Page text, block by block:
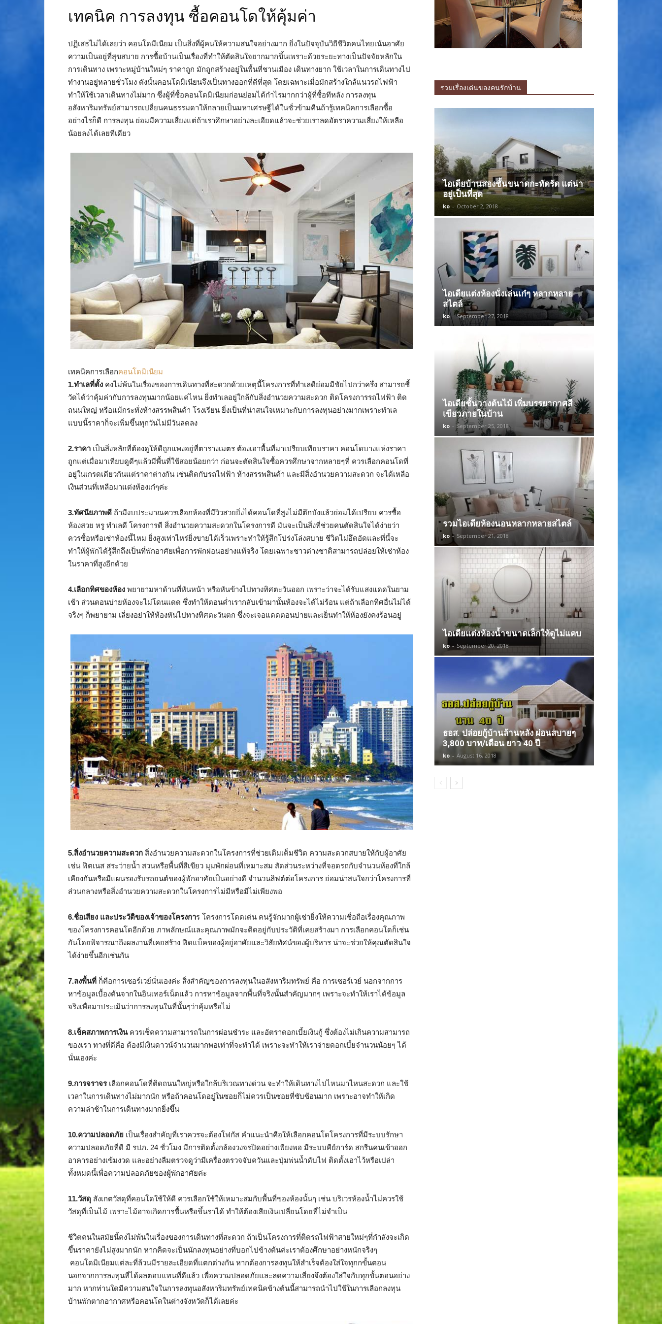
เทคนิค การลงทุน ซื้อคอนโดให้คุ้มค่า
ปฏิเสธไม่ได้เลยว่า คอนโดมีเนียม เป็นสิ่งที่ผู้คนให้ความสนใจอย่างมาก ยิ่งในปัจจุบันวิถีชีวิตคนไทยเน้นอาศัย
ความเป็นอยู่ที่สุขสบาย การซื้อบ้านเป็นเรื่องที่ทำให้ตัดสินใจยากมากขึ้นเพราะด้วยระยะทางเป็นปัจจัยหลักใน
การเดินทาง เพราะหมู่บ้านใหม่ๆ ราคาถูก มักถูกสร้างอยู่ในพื้นที่ชานเมือง เดินทางยาก ใช้เวลาในการเดินทางไป
ทำงานอยู่หลายชั่วโมง ดังนั้นคอนโดมิเนียนจึงเป็นทางออกที่ดีที่สุด โดยเฉพาะเมื่อมักสร้างใกล้แนวรถไฟฟ้า
ทำให้ใช้เวลาเดินทางไม่มาก ซึ่งผู้ที่ซื้อคอนโดมิเนียมก่อนย่อมได้กำไรมากกว่าผู้ที่ซื้อทีหลัง การลงทุน
อสังหาริมทรัพย์สามารถเปลี่ยนคนธรรมดาให้กลายเป็นมหาเศรษฐีได้ในชั่วข้ามคืนถ้ารู้เทคนิคการเลือกซื้อ
อย่างไรก็ดี การลงทุน ย่อมมีความเสี่ยงแต่ถ้าเราศึกษาอย่างละเอียดแล้วจะช่วยเราลดอัตราความเสี่ยงให้เหลือ
น้อยลงได้เลยทีเดียว
เทคนิคการเลือกคอนโดมิเนียม
1.ทำเลที่ตั้ง คงไม่พ้นในเรื่องของการเดินทางที่สะดวกด้วยเหตุนี้โครงการที่ทำเลดีย่อมมีชัยไปกว่าครึ่ง สามารถชี้
วัดได้ว่าคุ้มค่ากับการลงทุนมากน้อยแค่ไหน ยิ่งทำเลอยู่ใกล้กับสิ่งอำนวยความสะดวก ติดโครงการรถไฟฟ้า ติด
ถนนใหญ่ หรือแม้กระทั่งห้างสรรพสินค้า โรงเรียน ยิ่งเป็นที่น่าสนใจเหมาะกับการลงทุนอย่างมากเพราะทำเล
แบบนี้ราคาก็จะเพิ่มขึ้นทุกวันไม่มีวันลดลง
2.ราคา เป็นสิ่งหลักที่ต้องดูให้ดีถูกแพงอยู่ที่ตารางเมตร ต้องเอาพื้นที่มาเปรียบเทียบราคา คอนโดบางแห่งราคา
ถูกแต่เมื่อมาเทียบดูดีๆแล้วมีพื้นที่ใช้สอยน้อยกว่า ก่อนจะตัดสินใจซื้อควรศึกษาจากหลายๆที่ ควรเลือกคอนโดที่
อยู่ในเกรดเดียวกันแต่ราคาต่างกัน เช่นติดกับรถไฟฟ้า ห้างสรรพสินค้า และมีสิ่งอำนวยความสะดวก จะได้เหลือ
เงินส่วนที่เหลือมาแต่งห้องเก๋ๆค่ะ
3.ทัศนียภาพดี ถ้ามีงบประมาณควรเลือกห้องที่มีวิวสวยยิ่งได้คอนโดที่สูงไม่มีตึกบังแล้วย่อมได้เปรียบ ควรซื้อ
ห้องสวย หรู ทำเลดี โครงการดี สิ่งอำนวยความสะดวกในโครงการดี มันจะเป็นสิ่งที่ช่วยคนตัดสินใจได้ง่ายว่า
ควรซื้อหรือเช่าห้องนี้ไหม ยิ่งสูงเท่าไหร่ยิ่งขายได้เร็วเพราะทำให้รู้สึกโปร่งโล่งสบาย ชีวิตไม่อึดอัดและที่นี้จะ
ทำให้ผู้พักได้รู้สึกถึงเป็นที่พักอาศัยเพื่อการพักผ่อนอย่างแท้จริง โดยเฉพาะชาวต่างชาติสามารถปล่อยให้เช่าห้อง
ในราคาที่สูงอีกด้วย
4.เลือกทิศของห้อง พยายามหาด้านที่หันหน้า หรือหันข้างไปทางทิศตะวันออก เพราะว่าจะได้รับแสงแดดในยาม
เช้า ส่วนตอนบ่ายห้องจะไม่โดนแดด ซึ่งทำให้ตอนค่ำเรากลับเข้ามานั้นห้องจะได้ไม่ร้อน แต่ถ้าเลือกทิศอื่นไม่ได้
จริงๆ ก็พยายาม เลี่ยงอย่าให้ห้องหันไปทางทิศตะวันตก ซึ่งจะเจอแดดตอนบ่ายและเย็นทำให้ห้องยังคงร้อนอยู่
5.สิ่งอำนวยความสะดวก สิ่งอำนวยความสะดวกในโครงการที่ช่วยเติมเต็มชีวิต ความสะดวกสบายให้กับผู้อาศัย
เช่น ฟิตเนส สระว่ายน้ำ สวนหรือพื้นที่สีเขียว มุมพักผ่อนที่เหมาะสม สัดส่วนระหว่างที่จอดรถกับจำนวนห้องที่ใกล้
เคียงกันหรือมีแผนรองรับรถยนต์ของผู้พักอาศัยเป็นอย่างดี จำนวนลิฟต์ต่อโครงการ ย่อมน่าสนใจกว่าโครงการที่
ส่วนกลางหรือสิ่งอำนวยความสะดวกในโครงการไม่มีหรือมีไม่เพียงพอ
6.ชื่อเสียง และประวัติของเจ้าของโครงการ โครงการโดดเด่น คนรู้จักมากผู้เช่ายิ่งให้ความเชื่อถือเรื่องคุณภาพ
ของโครงการคอนโดอีกด้วย ภาพลักษณ์และคุณภาพมักจะติดอยู่กับประวัติที่เคยสร้างมา การเลือกคอนโดก็เช่น
กันโดยพิจารณาถึงผลงานที่เคยสร้าง ฟีดแบ็คของผู้อยู่อาศัยและวิสัยทัศน์ของผู้บริหาร น่าจะช่วยให้คุณตัดสินใจ
ได้ง่ายขึ้นอีกเช่นกัน
7.ลงพื้นที่ ก็คือการเซอร์เวย์นั่นเองค่ะ สิ่งสำคัญของการลงทุนในอสังหาริมทรัพย์ คือ การเซอร์เวย์ นอกจากการ
หาข้อมูลเบื้องต้นจากในอินเทอร์เน็ตแล้ว การหาข้อมูลจากพื้นที่จริงนั้นสำคัญมากๆ เพราะจะทำให้เราได้ข้อมูล
จริงเพื่อมาประเมินว่าการลงทุนในที่นั้นๆว่าคุ้มหรือไม่
8.เช็คสภาพการเงิน ควรเช็คความสามารถในการผ่อนชำระ และอัตราดอกเบี้ยเงินกู้ ซึ่งต้องไม่เกินความสามารถ
ของเรา ทางที่ดีคือ ต้องมีเงินดาวน์จำนวนมากพอเท่าที่จะทำได้ เพราะจะทำให้เราจ่ายดอกเบี้ยจำนวนน้อยๆ ได้
นั่นเองค่ะ
9.การจราจร เลือกคอนโดที่ติดถนนใหญ่หรือใกล้บริเวณทางด่วน จะทำให้เดินทางไปไหนมาไหนสะดวก และใช้
เวลาในการเดินทางไม่มากนัก หรือถ้าคอนโดอยู่ในซอยก็ไม่ควรเป็นซอยที่ซับซ้อนมาก เพราะอาจทำให้เกิด
ความล่าช้าในการเดินทางมากยิ่งขึ้น
10.ความปลอดภัย เป็นเรื่องสำคัญที่เราควรจะต้องโฟกัส คำแนะนำคือให้เลือกคอนโดโครงการที่มีระบบรักษา
ความปลอดภัยที่ดี มี รปภ. 24 ชั่วโมง มีการติดตั้งกล้องวงจรปิดอย่างเพียงพอ มีระบบคีย์การ์ด สกรีนคนเข้าออก
อาคารอย่างเข้มงวด และอย่างลืมตรวจดูว่ามีเครื่องตรวจจับควันและปุ่มพ่นน้ำดับไฟ ติดตั้งเอาไว้หรือเปล่า
ทั้งหมดนี้เพื่อความปลอดภัยของผู้พักอาศัยค่ะ
11.วัสดุ สังเกตวัสดุที่คอนโดใช้ให้ดี ควรเลือกใช้ให้เหมาะสมกับพื้นที่ของห้องนั้นๆ เช่น บริเวรห้องน้ำไม่ควรใช้
วัสดุที่เป็นไม้ เพราะไม้อาจเกิดการชื้นหรือขึ้นราได้ ทำให้ต้องเสียเงินเปลี่ยนโดยที่ไม่จำเป็น
ชีวิตคนในสมัยนี้คงไม่พ้นในเรื่องของการเดินทางที่สะดวก ถ้าเป็นโครงการที่ติดรถไฟฟ้าสายใหม่ๆที่กำลังจะเกิด
ขึ้นราคายังไม่สูงมากนัก หากคิดจะเป็นนักลงทุนอย่างที่บอกไปข้างต้นค่ะเราต้องศึกษาอย่างหนักจริงๆ
คอนโดมิเนียมแต่ละที่ล้วนมีรายละเอียดที่แตกต่างกัน หากต้องการลงทุนให้สำเร็จต้องใส่ใจทุกกขั้นตอน
นอกจากการลงทุนที่ได้ผลตอบแทนที่ดีแล้ว เพื่อความปลอดภัยและลดความเสี่ยงจึงต้องใส่ใจกับทุกขั้นตอนอย่าง
มาก หากท่านใดมีความสนใจในการลงทุนอสังหาริมทรัพย์เทคนิคข้างต้นนี้สามารถนำไปใช้ในการเลือกลงทุน
บ้านพักตากอากาศหรือคอนโดในต่างจังหวัดก็ได้เลยค่ะ
รวมเรื่องเด่นของคนรักบ้าน
ไอเดียบ้านสองชั้นขนาดกะทัดรัด แต่น่า
อยู่เป็นที่สุด
ko - October 2, 2018
ไอเดียแต่งห้องนั่งเล่นเก๋ๆ หลากหลาย
สไตล์
ko - September 27, 2018
ไอเดียชั้นวางต้นไม้ เพิ่มบรรยากาศสี
เขียวภายในบ้าน
ko - September 25, 2018
รวมไอเดียห้องนอนหลากหลายสไตล์
ko - September 21, 2018
ไอเดียแต่งห้องน้ำขนาดเล็กให้ดูไม่แคบ
ko - September 20, 2018
ธอส. ปล่อยกู้บ้านล้านหลัง ผ่อนสบายๆ
3,800 บาท/เดือน ยาว 40 ปี
ko - August 16, 2018